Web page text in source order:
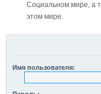
Социальном мире, а
этом мире.
Имя пользователя: